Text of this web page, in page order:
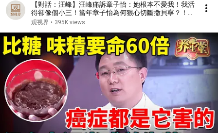
【對話：汪峰】汪峰痛訴章子怡：她根本不愛我！我活
得卻像個小三！當年章子怡為何狠心切斷撒貝寧？！#
蔡康永 #林志玲 #窦文涛 #鲁豫 #八卦 #娱乐圈 #康熙
观视界 • 395K views